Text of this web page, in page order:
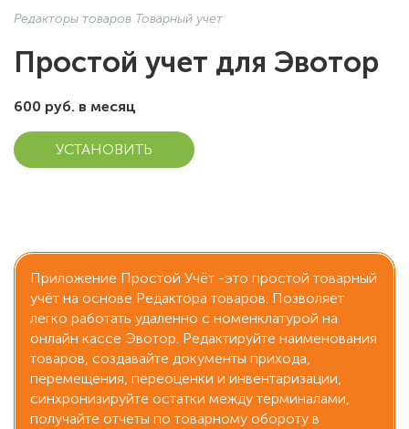
Редакторы товаров Товарный учет
Простой учет для Эвотор
600 руб. в месяц
УСТАНОВИТЬ
Приложение Простой Учёт -это простой товарный
учёт на основе Редактора товаров. Позволяет
легко работать удаленно с номенклатурой на
онлайн кассе Эвотор. Редактируйте наименования
товаров, создавайте документы прихода,
перемещения, переоценки и инвентаризации,
синхронизируйте остатки между терминалами,
получайте отчеты по товарному обороту в